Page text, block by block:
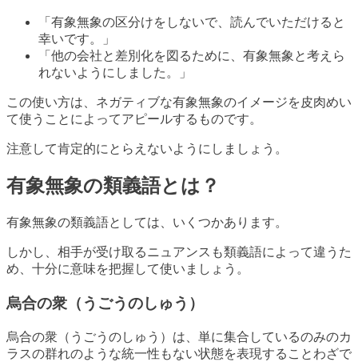
「有象無象の区分けをしないで、読んでいただけると
幸いです。」
「他の会社と差別化を図るために、有象無象と考えら
れないようにしました。」
この使い方は、ネガティブな有象無象のイメージを皮肉めい
て使うことによってアピールするものです。
注意して肯定的にとらえないようにしましょう。
有象無象の類義語とは？
有象無象の類義語としては、いくつかあります。
しかし、相手が受け取るニュアンスも類義語によって違うた
め、十分に意味を把握して使いましょう。
烏合の衆（うごうのしゅう）
烏合の衆（うごうのしゅう）は、単に集合しているのみのカ
ラスの群れのような統一性もない状態を表現することわざで